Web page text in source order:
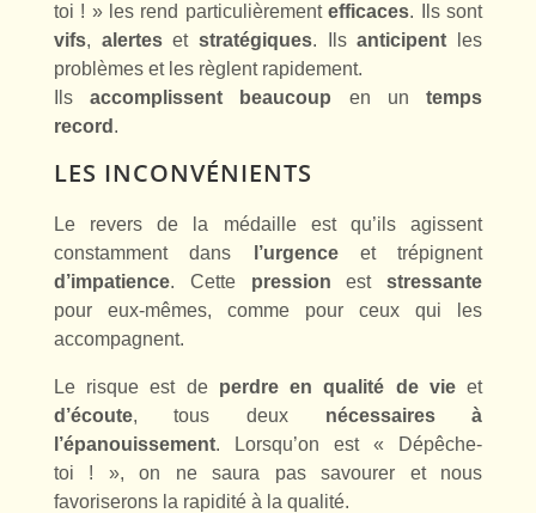
toi ! » les rend particulièrementefficaces. Ils sont
vifs, alerteset stratégiques. Ilsanticipent
les
problèmes et les règlent rapidement.
Ilsaccomplissent beaucoup en untemps
record .
LES INCONVÉNIENTS
Le revers de la médaille est qu’ils agissent
constamment dans
l’urgenceet trépignent
d’impatience. Cettepressioneststressante
pour eux-mêmes, comme pour ceux qui les
accompagnent.
Le risque est de perdre en qualité de vieet
d’écoute, tous deux nécessaires à
l’épanouissement. Lorsqu’on est « Dépêche-
toi ! », on ne saura pas savourer et nous
favoriserons la rapidité à la qualité.